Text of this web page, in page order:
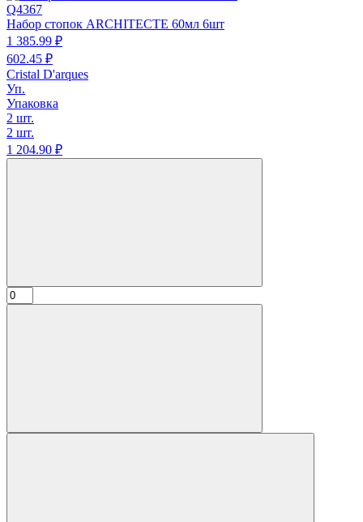
Q4367
Набор стопок ARCHITECTE 60мл 6шт
1 385.99 ₽
602.45 ₽
Cristal D'arques
Уп.
Упаковка
2 шт.
2 шт.
1 204.90 ₽